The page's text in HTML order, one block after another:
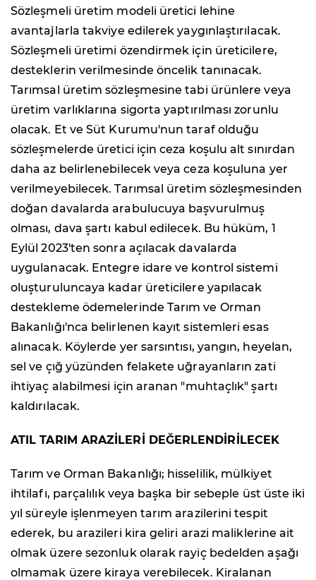
Sözleşmeli üretim modeli üretici lehine
avantajlarla takviye edilerek yaygınlaştırılacak.
Sözleşmeli üretimi özendirmek için üreticilere,
desteklerin verilmesinde öncelik tanınacak.
Tarımsal üretim sözleşmesine tabi ürünlere veya
üretim varlıklarına sigorta yaptırılması zorunlu
olacak. Et ve Süt Kurumu'nun taraf olduğu
sözleşmelerde üretici için ceza koşulu alt sınırdan
daha az belirlenebilecek veya ceza koşuluna yer
verilmeyebilecek. Tarımsal üretim sözleşmesinden
doğan davalarda arabulucuya başvurulmuş
olması, dava şartı kabul edilecek. Bu hüküm, 1
Eylül 2023'ten sonra açılacak davalarda
uygulanacak. Entegre idare ve kontrol sistemi
oluşturuluncaya kadar üreticilere yapılacak
destekleme ödemelerinde Tarım ve Orman
Bakanlığı'nca belirlenen kayıt sistemleri esas
alınacak. Köylerde yer sarsıntısı, yangın, heyelan,
sel ve çığ yüzünden felakete uğrayanların zati
ihtiyaç alabilmesi için aranan "muhtaçlık" şartı
kaldırılacak.
ATIL TARIM ARAZİLERİ DEĞERLENDİRİLECEK
Tarım ve Orman Bakanlığı; hisselilik, mülkiyet
ihtilafı, parçalılık veya başka bir sebeple üst üste iki
yıl süreyle işlenmeyen tarım arazilerini tespit
ederek, bu arazileri kira geliri arazi maliklerine ait
olmak üzere sezonluk olarak rayiç bedelden aşağı
olmamak üzere kiraya verebilecek. Kiralanan